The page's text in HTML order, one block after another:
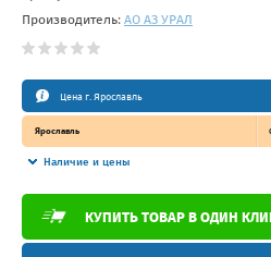
Производитель: АО АЗ УРАЛ
Цена г. Ярославль
Ярославль
Наличие и цены
КУПИТЬ ТОВАР В ОДИН